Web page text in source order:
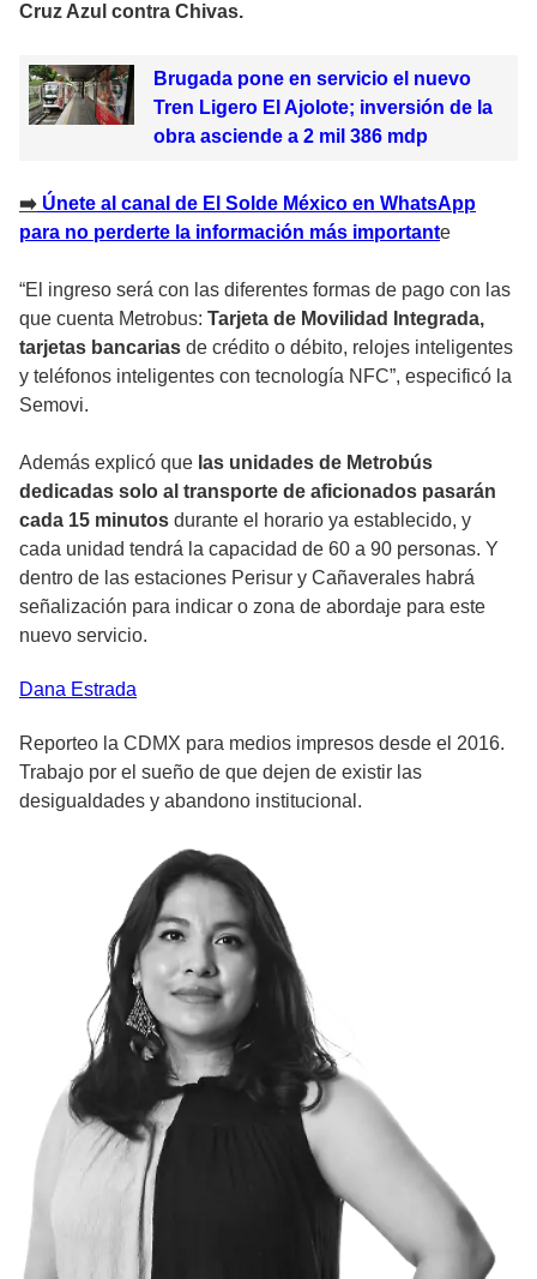
Cruz Azul contra Chivas.
Brugada pone en servicio el nuevo
Tren Ligero El Ajolote; inversión de la
obra asciende a 2 mil 386 mdp
➡️ Únete al canal de El Solde México en WhatsApp
para no perderte la información más importante
“El ingreso será con las diferentes formas de pago con las
que cuenta Metrobus: Tarjeta de Movilidad Integrada,
tarjetas bancarias de crédito o débito, relojes inteligentes
y teléfonos inteligentes con tecnología NFC”, especificó la
Semovi.
Además explicó que las unidades de Metrobús
dedicadas solo al transporte de aficionados pasarán
cada 15 minutos durante el horario ya establecido, y
cada unidad tendrá la capacidad de 60 a 90 personas. Y
dentro de las estaciones Perisur y Cañaverales habrá
señalización para indicar o zona de abordaje para este
nuevo servicio.
Dana Estrada
Reporteo la CDMX para medios impresos desde el 2016.
Trabajo por el sueño de que dejen de existir las
desigualdades y abandono institucional.